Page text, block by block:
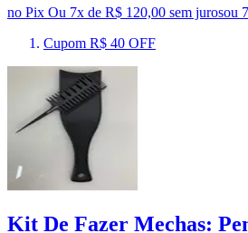
no Pix Ou 7x de R$ 120,00 sem jurosou 7
Cupom R$ 40 OFF
Kit De Fazer Mechas: